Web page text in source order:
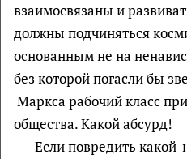
взаимосвязаны и
должны подчиняться
основанным не на
без которой погасли бы
Маркса рабочий класс
общества. Какой абсурд!
Если повредить